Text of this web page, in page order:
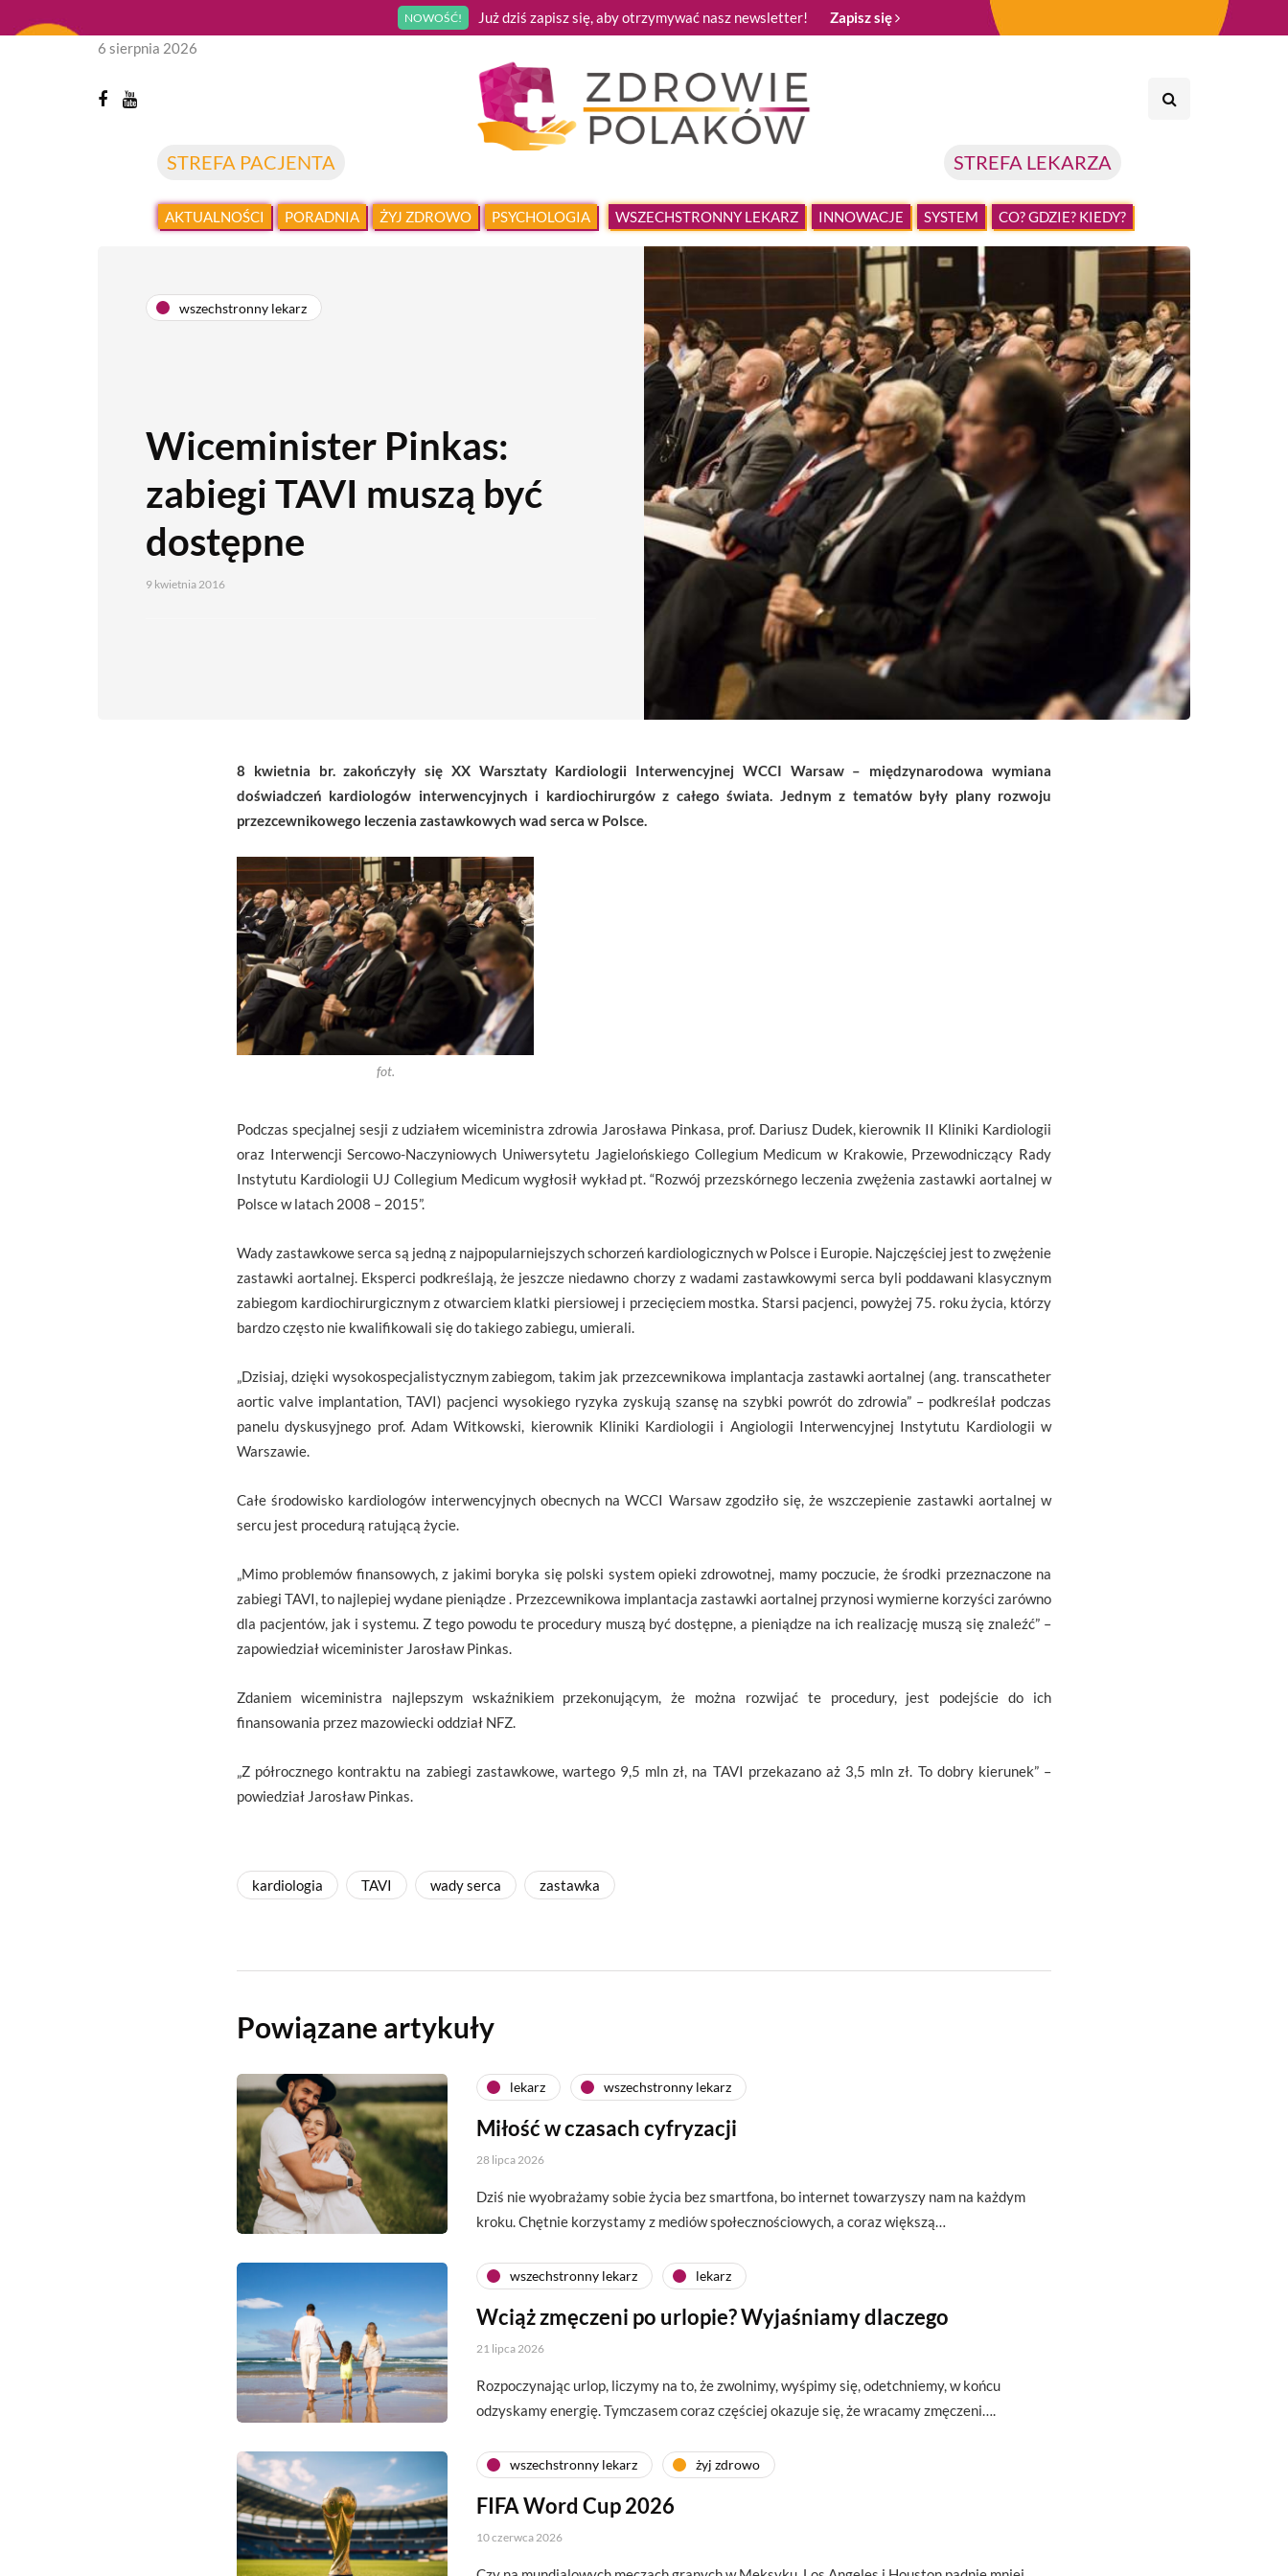
NOWOŚĆ! Już dziś zapisz się, aby otrzymywać nasz newsletter! Zapisz się
STREFA PACJENTA STREFA LEKARZA
6 sierpnia 2026
AKTUALNOŚCI PORADNIA ŻYJ ZDROWO PSYCHOLOGIA WSZECHSTRONNY LEKARZ INNOWACJE SYSTEM CO? GDZIE? KIEDY?
wszechstronny lekarz
Wiceminister Pinkas:
zabiegi TAVI muszą być
dostępne
9 kwietnia 2016
8 kwietnia br. zakończyły się XX Warsztaty Kardiologii Interwencyjnej WCCI Warsaw – międzynarodowa wymiana
doświadczeń kardiologów interwencyjnych i kardiochirurgów z całego świata. Jednym z tematów były plany rozwoju
przezcewnikowego leczenia zastawkowych wad serca w Polsce.
fot.
Podczas specjalnej sesji z udziałem wiceministra zdrowia Jarosława Pinkasa, prof. Dariusz Dudek, kierownik II Kliniki Kardiologii
oraz Interwencji Sercowo-Naczyniowych Uniwersytetu Jagielońskiego Collegium Medicum w Krakowie, Przewodniczący Rady
Instytutu Kardiologii UJ Collegium Medicum wygłosił wykład pt. “Rozwój przezskórnego leczenia zwężenia zastawki aortalnej w
Polsce w latach 2008 – 2015”.
Wady zastawkowe serca są jedną z najpopularniejszych schorzeń kardiologicznych w Polsce i Europie. Najczęściej jest to zwężenie
zastawki aortalnej. Eksperci podkreślają, że jeszcze niedawno chorzy z wadami zastawkowymi serca byli poddawani klasycznym
zabiegom kardiochirurgicznym z otwarciem klatki piersiowej i przecięciem mostka. Starsi pacjenci, powyżej 75. roku życia, którzy
bardzo często nie kwalifikowali się do takiego zabiegu, umierali.
„Dzisiaj, dzięki wysokospecjalistycznym zabiegom, takim jak przezcewnikowa implantacja zastawki aortalnej (ang. transcatheter
aortic valve implantation, TAVI) pacjenci wysokiego ryzyka zyskują szansę na szybki powrót do zdrowia” – podkreślał podczas
panelu dyskusyjnego prof. Adam Witkowski, kierownik Kliniki Kardiologii i Angiologii Interwencyjnej Instytutu Kardiologii w
Warszawie.
Całe środowisko kardiologów interwencyjnych obecnych na WCCI Warsaw zgodziło się, że wszczepienie zastawki aortalnej w
sercu jest procedurą ratującą życie.
„Mimo problemów finansowych, z jakimi boryka się polski system opieki zdrowotnej, mamy poczucie, że środki przeznaczone na
zabiegi TAVI, to najlepiej wydane pieniądze . Przezcewnikowa implantacja zastawki aortalnej przynosi wymierne korzyści zarówno
dla pacjentów, jak i systemu. Z tego powodu te procedury muszą być dostępne, a pieniądze na ich realizację muszą się znaleźć” –
zapowiedział wiceminister Jarosław Pinkas.
Zdaniem wiceministra najlepszym wskaźnikiem przekonującym, że można rozwijać te procedury, jest podejście do ich
finansowania przez mazowiecki oddział NFZ.
„Z półrocznego kontraktu na zabiegi zastawkowe, wartego 9,5 mln zł, na TAVI przekazano aż 3,5 mln zł. To dobry kierunek” –
powiedział Jarosław Pinkas.
kardiologia TAVI wady serca zastawka
Powiązane artykuły
lekarz wszechstronny lekarz
Miłość w czasach cyfryzacji
28 lipca 2026
Dziś nie wyobrażamy sobie życia bez smartfona, bo internet towarzyszy nam na każdym
kroku. Chętnie korzystamy z mediów społecznościowych, a coraz większą…
wszechstronny lekarz lekarz
Wciąż zmęczeni po urlopie? Wyjaśniamy dlaczego
21 lipca 2026
Rozpoczynając urlop, liczymy na to, że zwolnimy, wyśpimy się, odetchniemy, w końcu
odzyskamy energię. Tymczasem coraz częściej okazuje się, że wracamy zmęczeni….
wszechstronny lekarz żyj zdrowo
FIFA Word Cup 2026
10 czerwca 2026